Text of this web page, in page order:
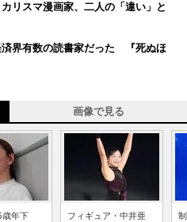
リスマ漫画家、二人の「違い」と
界有数の読書家だった 『死ぬほ
画像で見る
年下
フィギュア・中井亜